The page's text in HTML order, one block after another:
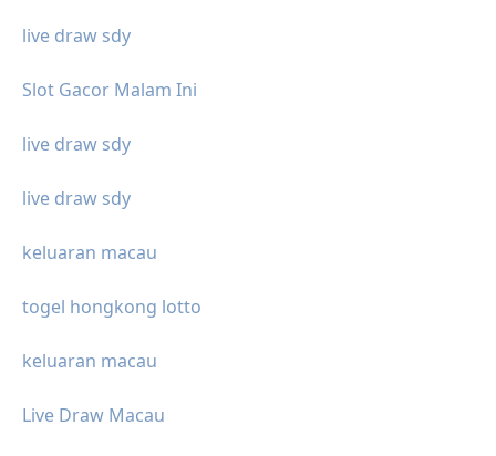
live draw sdy
Slot Gacor Malam Ini
live draw sdy
live draw sdy
keluaran macau
togel hongkong lotto
keluaran macau
Live Draw Macau